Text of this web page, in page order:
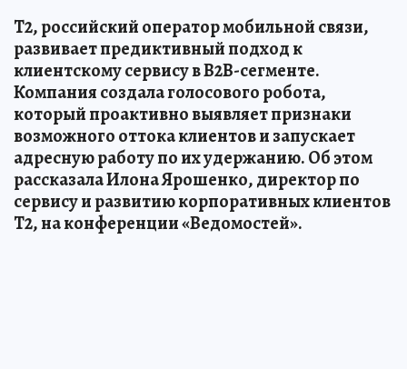
T2, российский оператор мобильной связи,
развивает предиктивный подход к
клиентскому сервису в B2B-сегменте.
Компания создала голосового робота,
который проактивно выявляет признаки
возможного оттока клиентов и запускает
адресную работу по их удержанию. Об этом
рассказала Илона Ярошенко, директор по
сервису и развитию корпоративных клиентов
T2, на конференции «Ведомостей».